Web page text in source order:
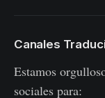
Canales
Estamos
sociales para: